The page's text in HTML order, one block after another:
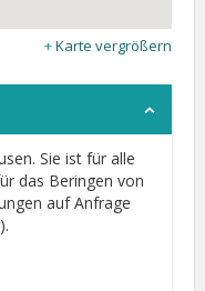
Karte vergrößern
Sie ist für alle
das Beringen von
auf Anfrage